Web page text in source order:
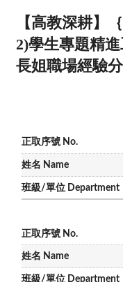
【高教深耕】
2)學生專題精
長姐職場經驗